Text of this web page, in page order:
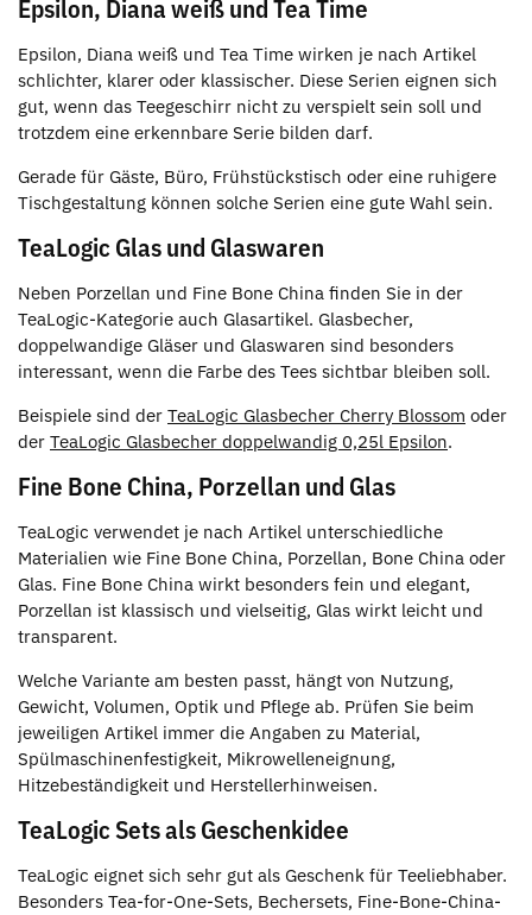
Epsilon, Diana weiß und Tea Time
Epsilon, Diana weiß und Tea Time wirken je nach Artikel
schlichter, klarer oder klassischer. Diese Serien eignen sich
gut, wenn das Teegeschirr nicht zu verspielt sein soll und
trotzdem eine erkennbare Serie bilden darf.
Gerade für Gäste, Büro, Frühstückstisch oder eine ruhigere
Tischgestaltung können solche Serien eine gute Wahl sein.
TeaLogic Glas und Glaswaren
Neben Porzellan und Fine Bone China finden Sie in der
TeaLogic-Kategorie auch Glasartikel. Glasbecher,
doppelwandige Gläser und Glaswaren sind besonders
interessant, wenn die Farbe des Tees sichtbar bleiben soll.
Beispiele sind der TeaLogic Glasbecher Cherry Blossom oder
der TeaLogic Glasbecher doppelwandig 0,25l Epsilon.
Fine Bone China, Porzellan und Glas
TeaLogic verwendet je nach Artikel unterschiedliche
Materialien wie Fine Bone China, Porzellan, Bone China oder
Glas. Fine Bone China wirkt besonders fein und elegant,
Porzellan ist klassisch und vielseitig, Glas wirkt leicht und
transparent.
Welche Variante am besten passt, hängt von Nutzung,
Gewicht, Volumen, Optik und Pflege ab. Prüfen Sie beim
jeweiligen Artikel immer die Angaben zu Material,
Spülmaschinenfestigkeit, Mikrowelleneignung,
Hitzebeständigkeit und Herstellerhinweisen.
TeaLogic Sets als Geschenkidee
TeaLogic eignet sich sehr gut als Geschenk für Teeliebhaber.
Besonders Tea-for-One-Sets, Bechersets, Fine-Bone-China-